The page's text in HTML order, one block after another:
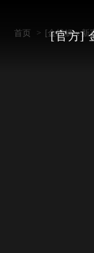
[官方]
首页 [金线鲷 x 新